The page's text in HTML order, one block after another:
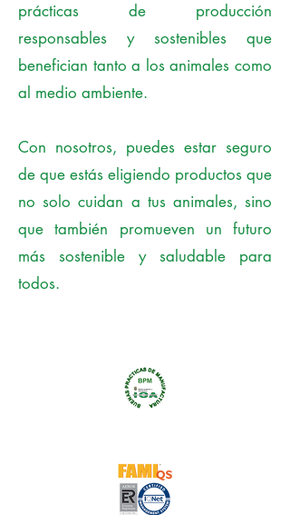
prácticas de producción
responsables y sostenibles que
benefician tanto a los animales como
al medio ambiente.
Con nosotros, puedes estar seguro
de que estás eligiendo productos que
no solo cuidan a tus animales, sino
que también promueven un futuro
más sostenible y saludable para
todos.